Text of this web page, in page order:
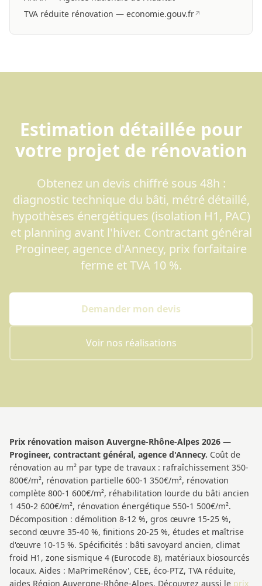
TVA réduite rénovation — economie.gouv.fr↗
Estimation détaillée pour
votre projet de rénovation
Obtenez un devis chiffré sous 48h :
diagnostic technique du bâti, métré détaillé,
hypothèses énergétiques (isolation H1, PAC)
et planning avant l'hiver. Contractant général
Progineer, agence d'Annecy, prix forfaitaire
ferme et TVA 10 %.
Demander mon devis
Voir nos réalisations
Prix rénovation maison Auvergne-Rhône-Alpes 2026 —
Progineer, contractant général, agence d'Annecy. Coût de
rénovation au m² par type de travaux : rafraîchissement 350-
800€/m², rénovation partielle 600-1 350€/m², rénovation
complète 800-1 600€/m², réhabilitation lourde du bâti ancien
1 450-2 600€/m², rénovation énergétique 550-1 500€/m².
Décomposition : démolition 8-12 %, gros œuvre 15-25 %,
second œuvre 35-40 %, finitions 20-25 %, études et maîtrise
d'œuvre 10-15 %. Spécificités : bâti savoyard ancien, climat
froid H1, zone sismique 4 (Eurocode 8), matériaux biosourcés
locaux. Aides : MaPrimeRénov', CEE, éco-PTZ, TVA réduite,
aides Région Auvergne-Rhône-Alpes. Découvrez aussi le prix